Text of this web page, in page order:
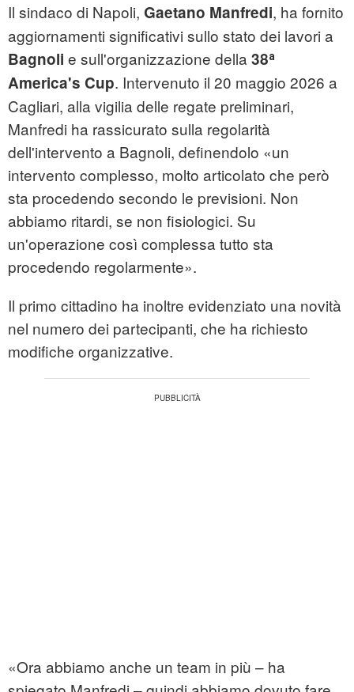
Il sindaco di Napoli, Gaetano Manfredi, ha fornito
aggiornamenti significativi sullo stato dei lavori a
Bagnoli e sull'organizzazione della 38ᵃ
America's Cup. Intervenuto il 20 maggio 2026 a
Cagliari, alla vigilia delle regate preliminari,
Manfredi ha rassicurato sulla regolarità
dell'intervento a Bagnoli, definendolo «un
intervento complesso, molto articolato che però
sta procedendo secondo le previsioni. Non
abbiamo ritardi, se non fisiologici. Su
un'operazione così complessa tutto sta
procedendo regolarmente».
Il primo cittadino ha inoltre evidenziato una novità
nel numero dei partecipanti, che ha richiesto
modifiche organizzative.
«Ora abbiamo anche un team in più – ha